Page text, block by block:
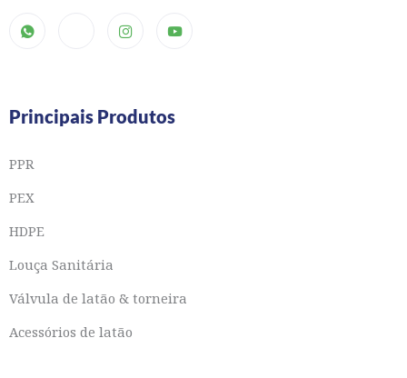
Principais Produtos
PPR
PEX
HDPE
Louça Sanitária
Válvula de latão & torneira
Acessórios de latão